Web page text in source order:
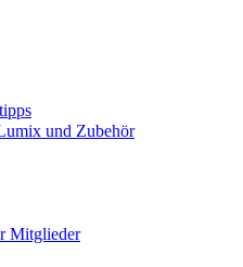
und Zubehör
Mitglieder